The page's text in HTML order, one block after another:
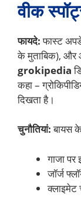
वीक
फायदे:फास्ट
के मुताबिक), और
grokipedia
कहा –
दिखता है।
चुनौतियां:बायस
गाजा पर
जॉर्ज
क्लाइमेट